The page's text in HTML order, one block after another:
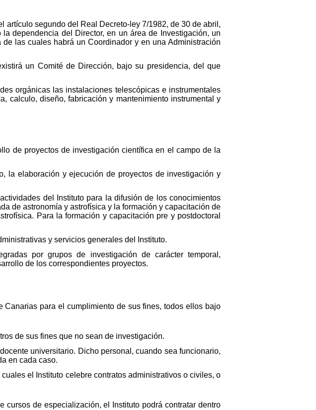
artículo segundo del Real Decreto-ley 7/1982, de 30 de abril,
dependencia del Director, en un área de Investigación, un
las cuales habrá un Coordinador y en una Administración
un Comité de Dirección, bajo su presidencia, del que
orgánicas las instalaciones telescópicas e instrumentales
calculo, diseño, fabricación y mantenimiento instrumental y
de proyectos de investigación científica en el campo de la
la elaboración y ejecución de proyectos de investigación y
del Instituto para la difusión de los conocimientos
de astronomía y astrofísica y la formación y capacitación de
Para la formación y capacitación pre y postdoctoral
y servicios generales del Instituto.
por grupos de investigación de carácter temporal,
de los correspondientes proyectos.
para el cumplimiento de sus fines, todos ellos bajo
de sus fines que no sean de investigación.
universitario. Dicho personal, cuando sea funcionario,
en cada caso.
el Instituto celebre contratos administrativos o civiles, o
de especialización, el Instituto podrá contratar dentro